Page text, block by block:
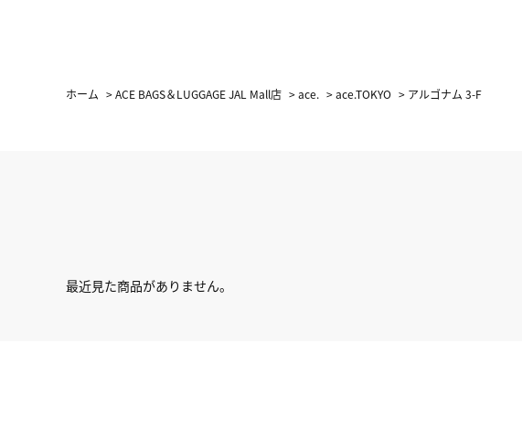
ホーム >ACE BAGS＆LUGGAGE JAL Mall店 >ace. >ace.TOKYO > アルゴナム 3-F
最近見た商品がありません。